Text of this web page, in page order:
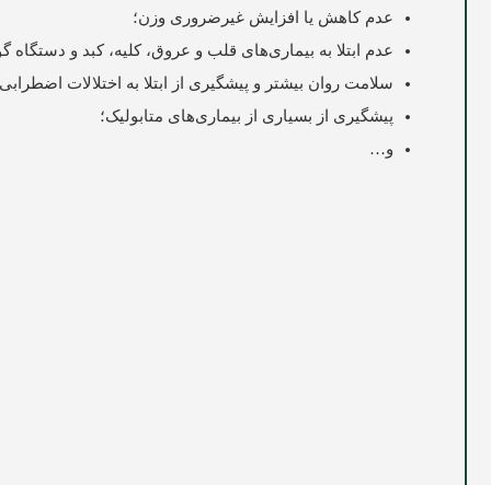
عدم کاهش یا افزایش غیرضروری وزن؛
عدم ابتلا به بیماری‌های قلب و عروق، کلیه، کبد و دستگاه
سلامت روان بیشتر و پیشگیری از ابتلا به اختلالات
پیشگیری از بسیاری از بیماری‌های متابولیک؛
و…